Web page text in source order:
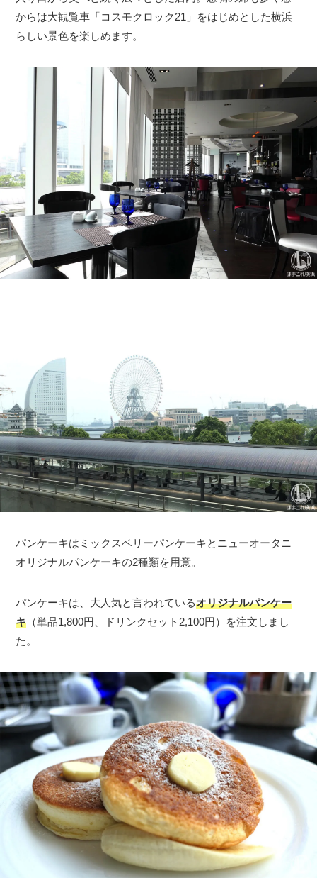
からは大観覧車「コスモクロック21」をはじめとした横浜
らしい景色を楽しめます。
パンケーキはミックスベリーパンケーキとニューオータニ
オリジナルパンケーキの2種類を用意。
パンケーキは、大人気と言われているオリジナルパンケー
キ （単品1,800円、ドリンクセット2,100円）を注文しまし
た。